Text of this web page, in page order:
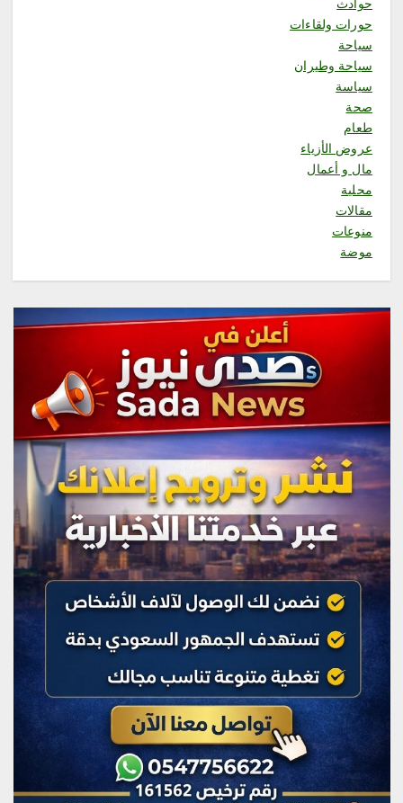
2
الأجهزة الإلكترونية وخطرها على
الأطفال.. حين تتحول التقنية من
وسيلة نافعة إلى خطر صام
أغسطس 9, 2026
3
محلية
رئاسة الشؤون الدينية بالحرمين
الشريفين توضح الجدول الأسبوعي
لأئمة الحرمين الشريفين
أغسطس 9, 2026
محلية
إقبال من الزوار لزيارة المزاد
الدولي لمزارع إنتاج الصقور في
إجازة نهاية الأسبوع
أغسطس 9, 2026
حوادث
حورات ولقاءات
سياحة
سياحة وطيران
سياسة
صحة
طعام
عروض الأزياء
مال و أعمال
محلية
مقالات
منوعات
موضة